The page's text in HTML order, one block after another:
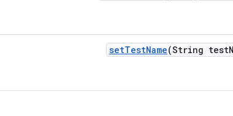
setTestName(String test